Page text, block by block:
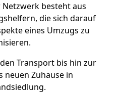
Netzwerk besteht aus
die sich darauf
eines Umzugs zu
Transport bis hin zur
neuen Zuhause in